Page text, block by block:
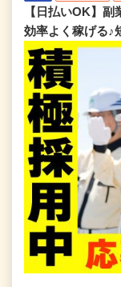
【日払いOK】
効率よく稼げる♪